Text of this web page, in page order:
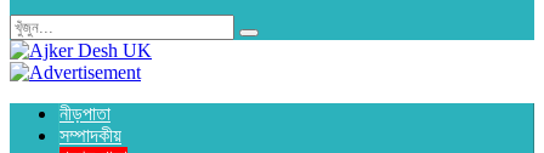
নীড়পাতা
সম্পাদকীয়